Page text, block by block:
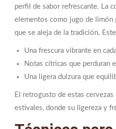
perfil de sabor refrescante. La
elementos como jugo de limón
que se aleja de la tradición.
Una frescura vibrante en
Notas cítricas que perduran
Una ligera dulzura que
El retrogusto de estas
estivales, donde su ligereza y